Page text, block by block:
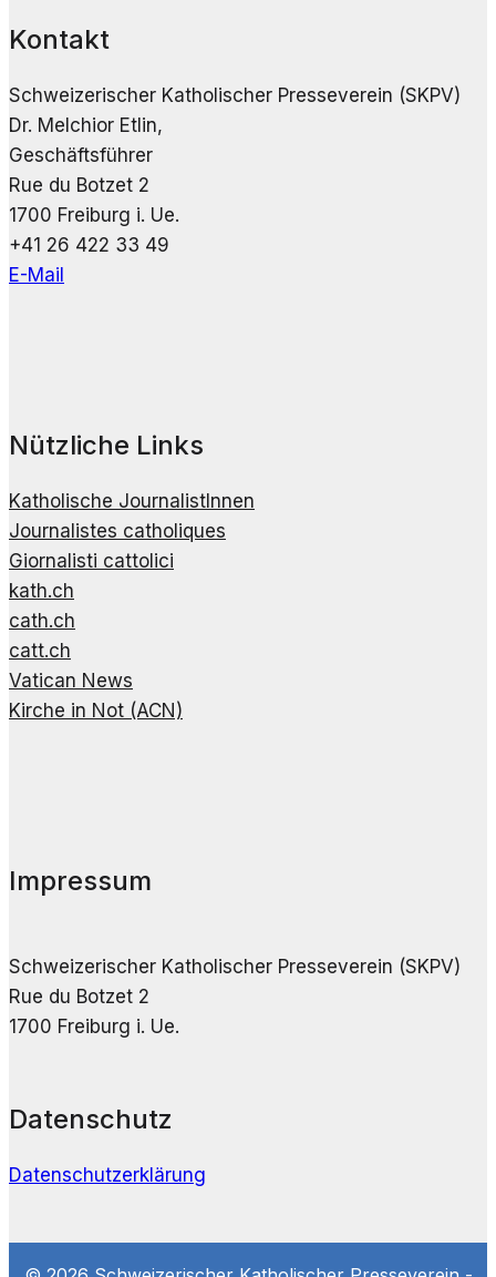
Kontakt
Schweizerischer Katholischer Presseverein (SKPV)
Dr. Melchior Etlin,
Geschäftsführer
Rue du Botzet 2
1700 Freiburg i. Ue.
+41 26 422 33 49
E-Mail
Nützliche Links
Katholische JournalistInnen
Journalistes catholiques
Giornalisti cattolici
kath.ch
cath.ch
catt.ch
Vatican News
Kirche in Not (ACN)
Impressum
Schweizerischer Katholischer Presseverein (SKPV)
Rue du Botzet 2
1700 Freiburg i. Ue.
Datenschutz
Datenschutzerklärung